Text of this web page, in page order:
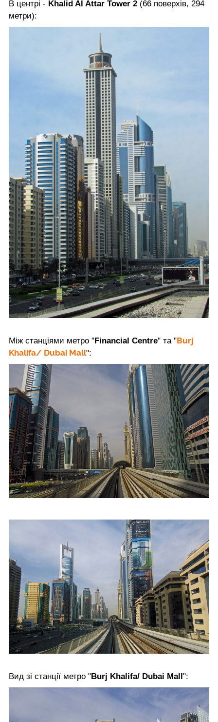
В центрі - Khalid Al Attar Tower 2 (66 поверхів, 294
метри):
Між станціями метро "Financial Centre" та "Burj
Khalifa/ Dubai Mall":
Вид зі станції метро "Burj Khalifa/ Dubai Mall ":